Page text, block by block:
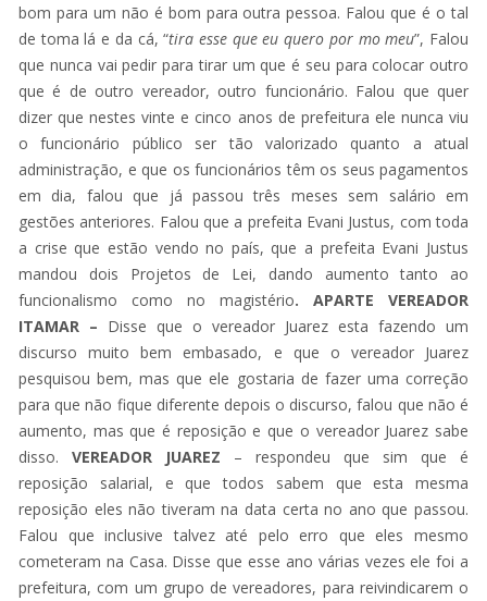
bom para um não é bom para outra pessoa. Falou que é o tal
de toma lá e da cá, “tira esse que eu quero por mo meu”, Falou
que nunca vai pedir para tirar um que é seu para colocar outro
que é de outro vereador, outro funcionário. Falou que quer
dizer que nestes vinte e cinco anos de prefeitura ele nunca viu
o funcionário público ser tão valorizado quanto a atual
administração, e que os funcionários têm os seus pagamentos
em dia, falou que já passou três meses sem salário em
gestões anteriores. Falou que a prefeita Evani Justus, com toda
a crise que estão vendo no país, que a prefeita Evani Justus
mandou dois Projetos de Lei, dando aumento tanto ao
funcionalismo como no magistério. APARTE VEREADOR
ITAMAR – Disse que o vereador Juarez esta fazendo um
discurso muito bem embasado, e que o vereador Juarez
pesquisou bem, mas que ele gostaria de fazer uma correção
para que não fique diferente depois o discurso, falou que não é
aumento, mas que é reposição e que o vereador Juarez sabe
disso. VEREADOR JUAREZ – respondeu que sim que é
reposição salarial, e que todos sabem que esta mesma
reposição eles não tiveram na data certa no ano que passou.
Falou que inclusive talvez até pelo erro que eles mesmo
cometeram na Casa. Disse que esse ano várias vezes ele foi a
prefeitura, com um grupo de vereadores, para reivindicarem o